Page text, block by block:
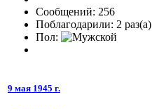
Сообщений: 256
Поблагодарили: 2 раз(а)
Пол:
9 мая 1945 г.